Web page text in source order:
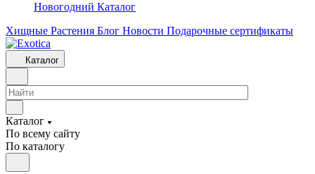
Новогодний Каталог
Хищные Растения Блог Новости Подарочные сертификаты
Каталог
Каталог
По всему сайту
По каталогу